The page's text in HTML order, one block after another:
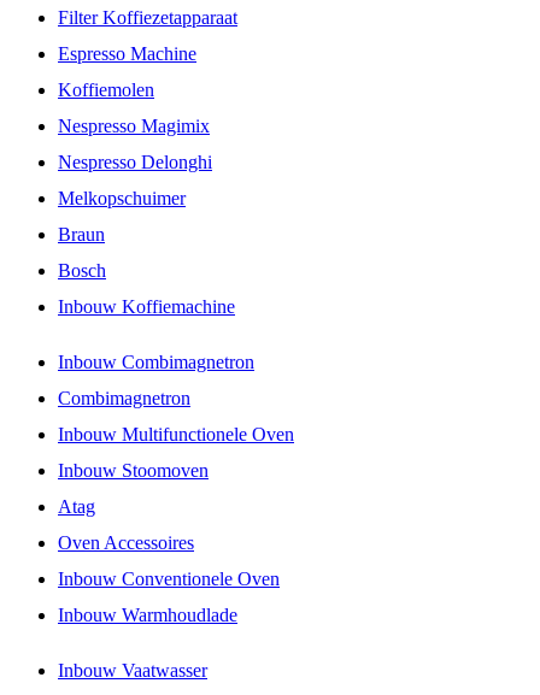
Filter Koffiezetapparaat
Espresso Machine
Koffiemolen
Nespresso Magimix
Nespresso Delonghi
Melkopschuimer
Braun
Bosch
Inbouw Koffiemachine
Inbouw Combimagnetron
Combimagnetron
Inbouw Multifunctionele Oven
Inbouw Stoomoven
Atag
Oven Accessoires
Inbouw Conventionele Oven
Inbouw Warmhoudlade
Inbouw Vaatwasser